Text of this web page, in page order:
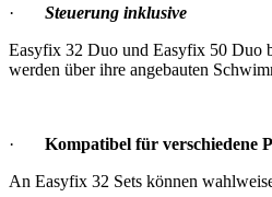
· Steuerung inklusive
Easyfix 32 Duo und Easyfix 50 Duo
werden über ihre angebauten
· Kompatibel für verschiedene
An Easyfix 32 Sets können